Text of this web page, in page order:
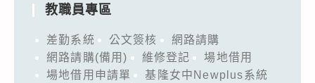
教職員專區
差勤系統 公文簽核
網路請購
網路請購(備用)
維修登記
場地借用
場地借用申請單
基隆女中Newplus系統